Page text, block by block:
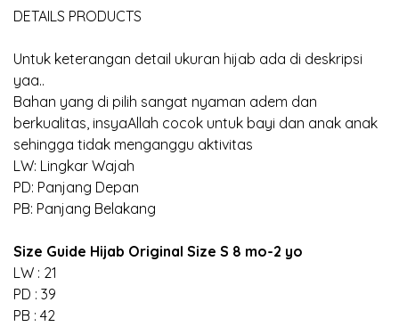
DETAILS PRODUCTS
Untuk keterangan detail ukuran hijab ada di deskripsi
yaa..
Bahan yang di pilih sangat nyaman adem dan
berkualitas, insyaAllah cocok untuk bayi dan anak anak
sehingga tidak menganggu aktivitas
LW: Lingkar Wajah
PD: Panjang Depan
PB: Panjang Belakang
Size Guide Hijab Original Size S 8 mo-2 yo
LW : 21
PD : 39
PB : 42